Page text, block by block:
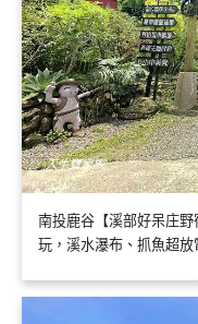
南投鹿谷【溪部好呆庄
玩，溪水瀑布、抓魚超放